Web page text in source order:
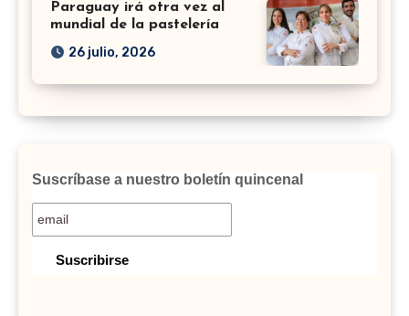
Paraguay irá otra vez al
mundial de la pastelería
26 julio, 2026
Suscríbase a nuestro boletín quincenal